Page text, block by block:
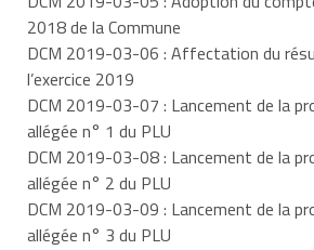
2018 de la Commune
DCM 2019-03-06 : Affectation du
l’exercice 2019
DCM 2019-03-07 : Lancement de la
allégée n° 1 du PLU
DCM 2019-03-08 : Lancement de la
allégée n° 2 du PLU
DCM 2019-03-09 : Lancement de la
allégée n° 3 du PLU